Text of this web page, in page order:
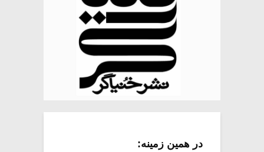
در همین زمینه: